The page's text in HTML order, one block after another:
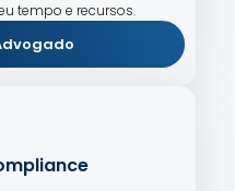
tempo e recursos.